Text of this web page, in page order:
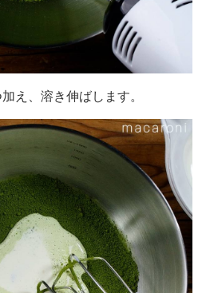
え、溶き伸ばします。